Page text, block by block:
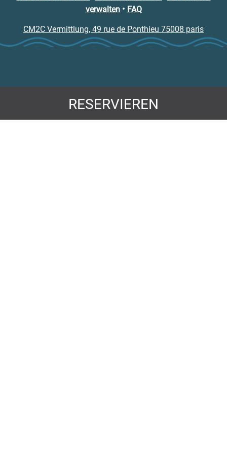
verwalten• FAQ
CM2C Vermittlung, 49 rue de Ponthieu 75008 paris
RESERVIEREN